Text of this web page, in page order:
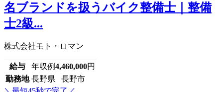
名ブランドを扱うバイク整備士｜整備
士2級...
株式会社モト・ロマン
給与 年収例4,460,000円
勤務地 長野県 長野市